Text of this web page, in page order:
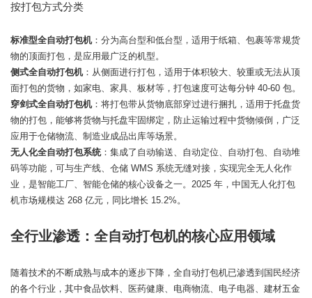
按打包方式分类
标准型全自动打包机：分为高台型和低台型，适用于纸箱、包裹等常规货
物的顶面打包，是应用最广泛的机型。
侧式全自动打包机：从侧面进行打包，适用于体积较大、较重或无法从顶
面打包的货物，如家电、家具、板材等，打包速度可达每分钟 40-60 包。
穿剑式全自动打包机：将打包带从货物底部穿过进行捆扎，适用于托盘货
物的打包，能够将货物与托盘牢固绑定，防止运输过程中货物倾倒，广泛
应用于仓储物流、制造业成品出库等场景。
无人化全自动打包系统：集成了自动输送、自动定位、自动打包、自动堆
码等功能，可与生产线、仓储 WMS 系统无缝对接，实现完全无人化作
业，是智能工厂、智能仓储的核心设备之一。2025 年，中国无人化打包
机市场规模达 268 亿元，同比增长 15.2%。
全行业渗透：全自动打包机的核心应用领域
随着技术的不断成熟与成本的逐步下降，全自动打包机已渗透到国民经济
的各个行业，其中食品饮料、医药健康、电商物流、电子电器、建材五金